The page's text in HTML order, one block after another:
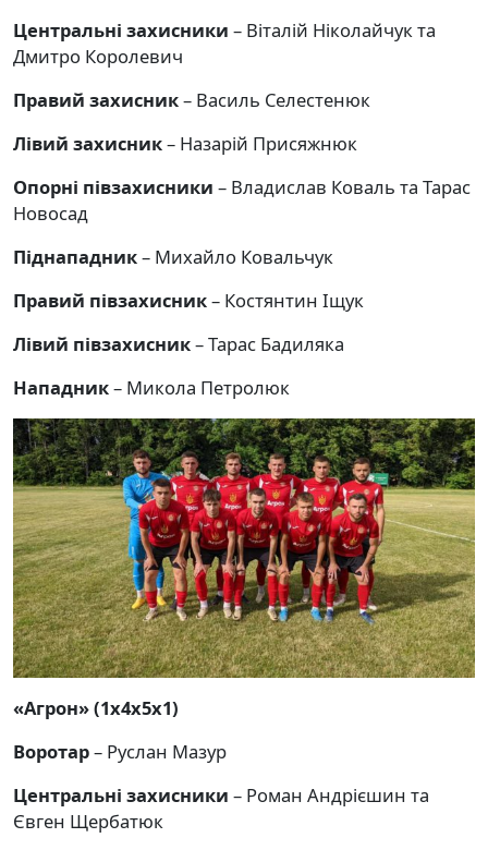
Центральні захисники – Віталій Ніколайчук та
Дмитро Королевич
Правий захисник– Василь Селестенюк
Лівий захисник– Назарій Присяжнюк
Опорні півзахисники – Владислав Коваль та Тарас
Новосад
Піднападник– Михайло Ковальчук
Правий півзахисник– Костянтин Іщук
Лівий півзахисник– Тарас Бадиляка
Нападник– Микола Петролюк
«Агрон» (1х4х5х1)
Воротар– Руслан Мазур
Центральні захисники – Роман Андрієшин та
Євген Щербатюк